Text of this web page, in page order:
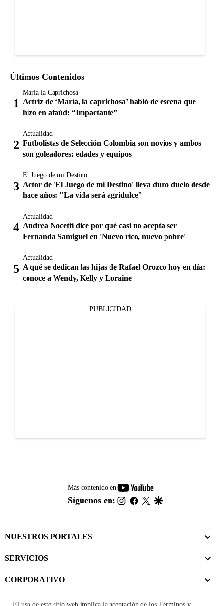
Últimos Contenidos
María la Caprichosa
Actriz de ‘María, la caprichosa’ habló de escena que
hizo en ataúd: “Impactante”
Actualidad
Futbolistas de Selección Colombia son novios y ambos
son goleadores: edades y equipos
El Juego de mi Destino
Actor de 'El Juego de mi Destino' lleva duro duelo desde
hace años: "La vida será agridulce"
Actualidad
Andrea Nocetti dice por qué casi no acepta ser
Fernanda Samiguel en 'Nuevo rico, nuevo pobre'
Actualidad
A qué se dedican las hijas de Rafael Orozco hoy en día:
conoce a Wendy, Kelly y Loraine
PUBLICIDAD
Más contenido en
youtube-
footer
Síguenos en: instagram
facebook
twitter
NUESTROS PORTALES
SERVICIOS
CORPORATIVO
El uso de este sitio web implica la aceptación de los Términos y